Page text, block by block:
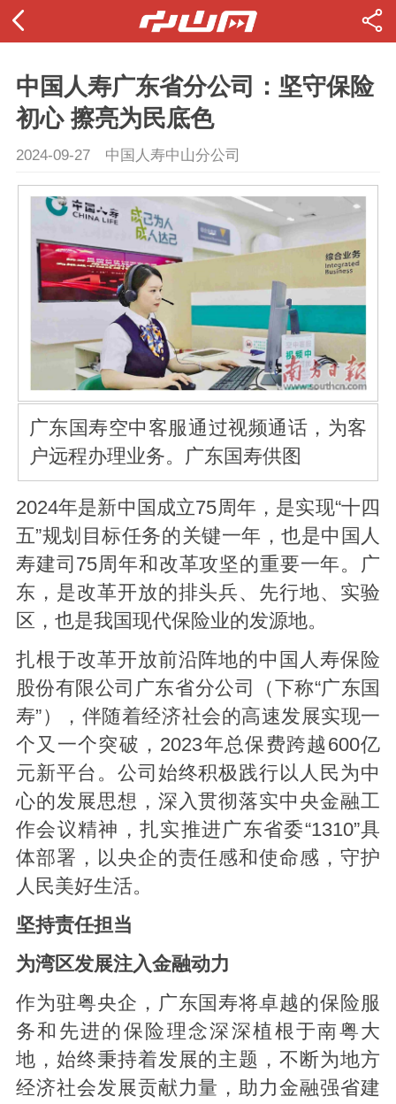
中国人寿广东省分公司：坚守保险
初心 擦亮为民底色
2024-09-27 中国人寿中山分公司
广东国寿空中客服通过视频通话，为客
户远程办理业务。广东国寿供图
2024年是新中国成立75周年，是实现“十四
五”规划目标任务的关键一年，也是中国人
寿建司75周年和改革攻坚的重要一年。广
东，是改革开放的排头兵、先行地、实验
区，也是我国现代保险业的发源地。
扎根于改革开放前沿阵地的中国人寿保险
股份有限公司广东省分公司（下称“广东国
寿”），伴随着经济社会的高速发展实现一
个又一个突破，2023年总保费跨越600亿
元新平台。公司始终积极践行以人民为中
心的发展思想，深入贯彻落实中央金融工
作会议精神，扎实推进广东省委“1310”具
体部署，以央企的责任感和使命感，守护
人民美好生活。
坚持责任担当
为湾区发展注入金融动力
作为驻粤央企，广东国寿将卓越的保险服
务和先进的保险理念深深植根于南粤大
地，始终秉持着发展的主题，不断为地方
经济社会发展贡献力量，助力金融强省建